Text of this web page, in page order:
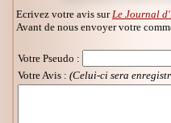
Ecrivez votre avis sur Le Journal
Avant de nous envoyer votre
Votre Pseudo :
Votre Avis : (Celui-ci sera